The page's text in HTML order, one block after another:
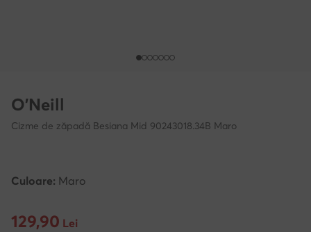
O'Neill
Cizme de zăpadă Besiana Mid 90243018.34B Maro
Culoare: Maro
Prețul actual 129,90 Lei
129,90 Lei